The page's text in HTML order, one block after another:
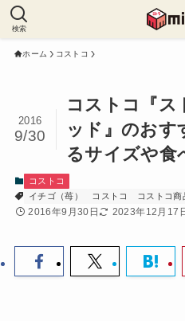
検索
ホーム コストコ
コストコ『ス
ッド』のおす
るサイズや食
2016
9/30
コストコ
イチゴ（苺）
コストコ コストコ商
2016年9月30日 2023年12月17